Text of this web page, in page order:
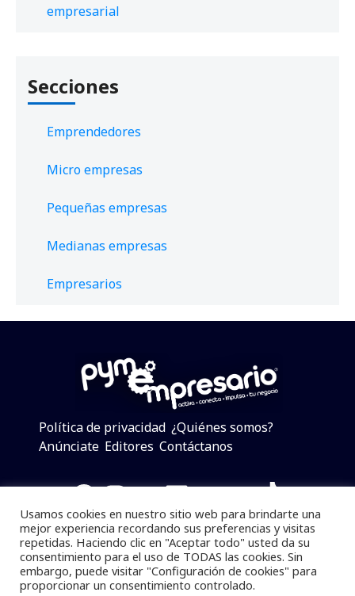
empresarial
Secciones
Emprendedores
Micro empresas
Pequeñas empresas
Medianas empresas
Empresarios
Política de privacidad ¿Quiénes somos?
Anúnciate Editores Contáctanos
Facebook
Instagram
Twitter
LinkedIn
Telegram
YouTube
TikTok
Pymempresario © 2025 Todos los derechos reservados.
Se prohibe el uso de la información total o parcial sin
Usamos cookies en nuestro sitio web para brindarte una
mejor experiencia recordando sus preferencias y visitas
repetidas. Haciendo clic en "Aceptar todo" usted da su
consentimiento para el uso de TODAS las cookies. Sin
embargo, puede visitar "Configuración de cookies" para
proporcionar un consentimiento controlado.